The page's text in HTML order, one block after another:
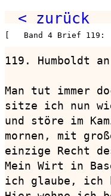
< zurück
[   Band 4 Brief
119.
Man tut immer
sitze ich nun
und störe im
mornen, mit
einzige Recht
Mein Wirt in
ich glaube, ich